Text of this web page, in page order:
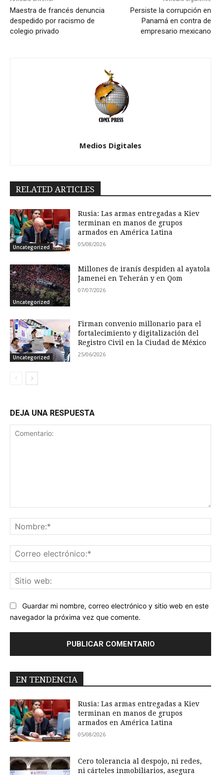
Maestra de francés denuncia
despedido por racismo de
colegio privado
Persiste la corrupción en
Panamá en contra de
empresario mexicano
Medios Digitales
RELATED ARTICLES
Uncategorized
Rusia: Las armas entregadas a Kiev
terminan en manos de grupos
armados en América Latina
05/08/2026
Uncategorized
Millones de iranís despiden al ayatola
Jamenei en Teherán y en Qom
07/07/2026
Uncategorized
Firman convenio millonario para el
fortalecimiento y digitalización del
Registro Civil en la Ciudad de México
25/06/2026
DEJA UNA RESPUESTA
Guardar mi nombre, correo electrónico y sitio web en este
navegador la próxima vez que comente.
EN TENDENCIA
Rusia: Las armas entregadas a Kiev
terminan en manos de grupos
armados en América Latina
05/08/2026
Cero tolerancia al despojo, ni redes,
ni cárteles inmobiliarios, asegura